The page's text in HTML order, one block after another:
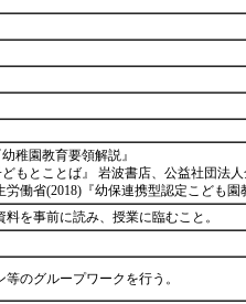
幼稚園教育要領解説』
もとことば』 岩波書店、公益社団法
働省(2018)『幼保連携型認定こども
を事前に読み、授業に臨むこと。
のグループワークを行う。